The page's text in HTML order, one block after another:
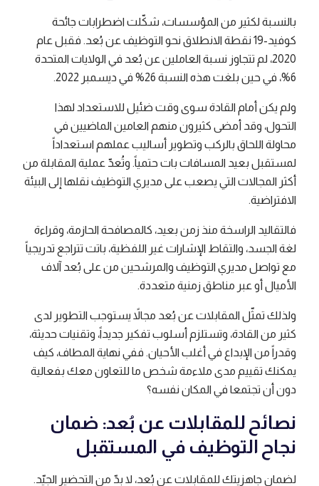
بالنسبة لكثير من المؤسسات، شكّلت اضطرابات جائحة
كوفيد-19 نقطة الانطلاق نحو التوظيف عن بُعد. فقبل عام
2020، لم تتجاوز نسبة العاملين عن بُعد في الولايات المتحدة
6%، في حين بلغت هذه النسبة 26% في ديسمبر 2022.
ولم يكن أمام القادة سوى وقت ضئيل للاستعداد لهذا
التحول، وقد أمضى كثيرون منهم العامين الماضيين في
محاولة اللحاق بالركب وتطوير أساليب عملهم استعداداً
لمستقبل بعيد المسافات بات حتمياً. وتُعدّ عملية المقابلة من
أكثر المجالات التي يصعب على مديري التوظيف نقلها إلى البيئة
الافتراضية.
فالتقاليد الراسخة منذ زمن بعيد، كالمصافحة الحازمة، وقراءة
لغة الجسد، والتقاط الإشارات غير اللفظية، باتت تتراجع تدريجياً
مع تواصل مديري التوظيف والمرشحين من على بُعد آلاف
الأميال أو عبر مناطق زمنية متعددة.
ولذلك تمثّل المقابلات عن بُعد مجالاً يستوجب التطوير لدى
كثير من القادة، وتستلزم أسلوب تفكير جديداً، وتقنيات حديثة،
وقدراً من الإبداع في أغلب الأحيان. ففي نهاية المطاف، كيف
يمكنك تقييم مدى ملاءمة شخص ما للتعاون معك بفعالية
دون أن تجتمعا في المكان نفسه؟
نصائح للمقابلات عن بُعد: ضمان
نجاح التوظيف في المستقبل
لضمان جاهزيتك للمقابلات عن بُعد، لا بدّ من التحضير الجيّد.